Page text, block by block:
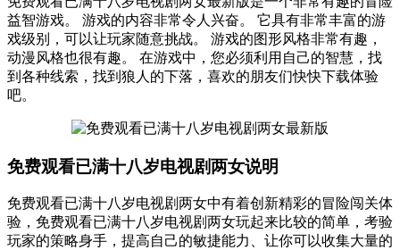
益智游戏。 游戏的内容非常令人兴奋。 它具有非常丰富的游
戏级别，可以让玩家随意挑战。 游戏的图形风格非常有趣，
动漫风格也很有趣。 在游戏中，您必须利用自己的智慧，找
到各种线索，找到狼人的下落，喜欢的朋友们快快下载体验
吧。
免费观看已满十八岁电视剧两女说明
免费观看已满十八岁电视剧两女中有着创新精彩的冒险闯关体
验，免费观看已满十八岁电视剧两女玩起来比较的简单，考验
玩家的策略身手，提高自己的敏捷能力、让你可以收集大量的